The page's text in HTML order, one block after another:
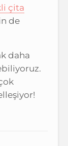
çita
de
daha